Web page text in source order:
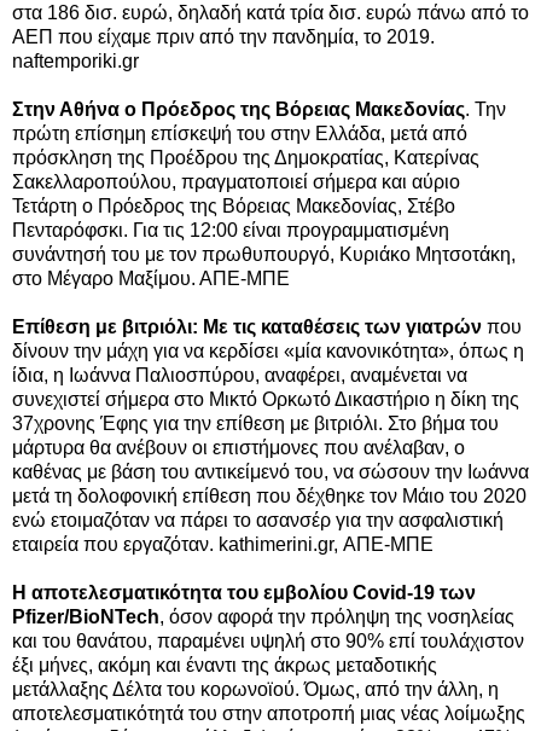
στα 186 δισ. ευρώ, δηλαδή κατά τρία δισ. ευρώ πάνω από το
ΑΕΠ που είχαμε πριν από την πανδημία, το 2019.
naftemporiki.gr
Στην Αθήνα ο Πρόεδρος της Βόρειας Μακεδονίας. Την
πρώτη επίσημη επίσκεψή του στην Ελλάδα, μετά από
πρόσκληση της Προέδρου της Δημοκρατίας, Κατερίνας
Σακελλαροπούλου, πραγματοποιεί σήμερα και αύριο
Τετάρτη ο Πρόεδρος της Βόρειας Μακεδονίας, Στέβο
Πενταρόφσκι. Για τις 12:00 είναι προγραμματισμένη
συνάντησή του με τον πρωθυπουργό, Κυριάκο Μητσοτάκη,
στο Μέγαρο Μαξίμου. ΑΠΕ-ΜΠΕ
Επίθεση με βιτριόλι: Με τις καταθέσεις των γιατρών που
δίνουν την μάχη για να κερδίσει «μία κανονικότητα», όπως η
ίδια, η Ιωάννα Παλιοσπύρου, αναφέρει, αναμένεται να
συνεχιστεί σήμερα στο Μικτό Ορκωτό Δικαστήριο η δίκη της
37χρονης Έφης για την επίθεση με βιτριόλι. Στο βήμα του
μάρτυρα θα ανέβουν οι επιστήμονες που ανέλαβαν, ο
καθένας με βάση του αντικείμενό του, να σώσουν την Ιωάννα
μετά τη δολοφονική επίθεση που δέχθηκε τον Μάιο του 2020
ενώ ετοιμαζόταν να πάρει το ασανσέρ για την ασφαλιστική
εταιρεία που εργαζόταν. kathimerini.gr, ΑΠΕ-ΜΠΕ
Η αποτελεσματικότητα του εμβολίου Covid-19 των
Pfizer/BioNTech, όσον αφορά την πρόληψη της νοσηλείας
και του θανάτου, παραμένει υψηλή στο 90% επί τουλάχιστον
έξι μήνες, ακόμη και έναντι της άκρως μεταδοτικής
μετάλλαξης Δέλτα του κορωνοϊού. Όμως, από την άλλη, η
αποτελεσματικότητά του στην αποτροπή μιας νέας λοίμωξης